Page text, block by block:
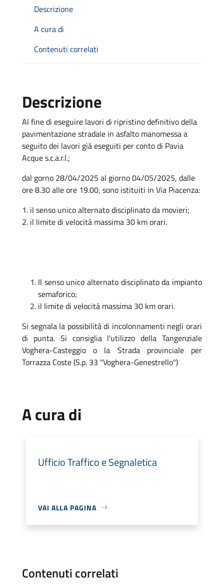
Descrizione
A cura di
Contenuti correlati
Descrizione
Al fine di eseguire lavori di ripristino definitivo della
pavimentazione stradale in asfalto manomessa a
seguito dei lavori già eseguiti per conto di Pavia
Acque s.c.a.r.l.;
dal gorno 28/04/2025 al giorno 04/05/2025, dalle
ore 8.30 alle ore 19.00, sono istituiti in Via Piacenza:
1. il senso unico alternato disciplinato da movieri;
2. il limite di velocità massima 30 km orari.
Il senso unico alternato disciplinato da impianto
semaforico;
il limite di velocità massima 30 km orari.
Si segnala la possibilità di incolonnamenti negli orari
di punta. Si consiglia l'utilizzo della Tangenziale
Voghera-Casteggio o la Strada provinciale per
Torrazza Coste (S.p. 33 "Voghera-Genestrello")
A cura di
Ufficio Traffico e Segnaletica
VAI ALLA PAGINA
Contenuti correlati